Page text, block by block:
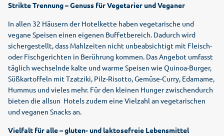
Strikte Trennung – Genuss für Vegetarier und Veganer
In allen 32 Häusern der Hotelkette haben vegetarische und
vegane Speisen einen eigenen Buffetbereich. Dadurch wird
sichergestellt, dass Mahlzeiten nicht unbeabsichtigt mit Fleisch-
oder Fischgerichten in Berührung kommen. Das Angebot umfasst
täglich wechselnde kalte und warme Speisen wie Quinoa-Burger,
Süßkartoffeln mit Tzatziki, Pilz-Risotto, Gemüse-Curry, Edamame,
Hummus und vieles mehr. Für den kleinen Hunger zwischendurch
bieten die allsun Hotels zudem eine Vielzahl an vegetarischen
und veganen Snacks an.
Vielfalt für alle – gluten- und laktosefreie Lebensmittel